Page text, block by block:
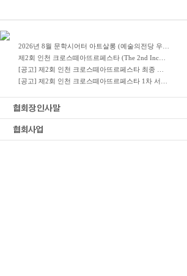
2026년 8월 문학시어터 아트살롱 (예술의전당 우…
제2회 인천 크로스떼아뜨르페스타 (The 2nd Inc…
[공고] 제2회 인천 크로스떼아뜨르페스타 최종 …
[공고] 제2회 인천 크로스떼아뜨르페스타 1차 서…